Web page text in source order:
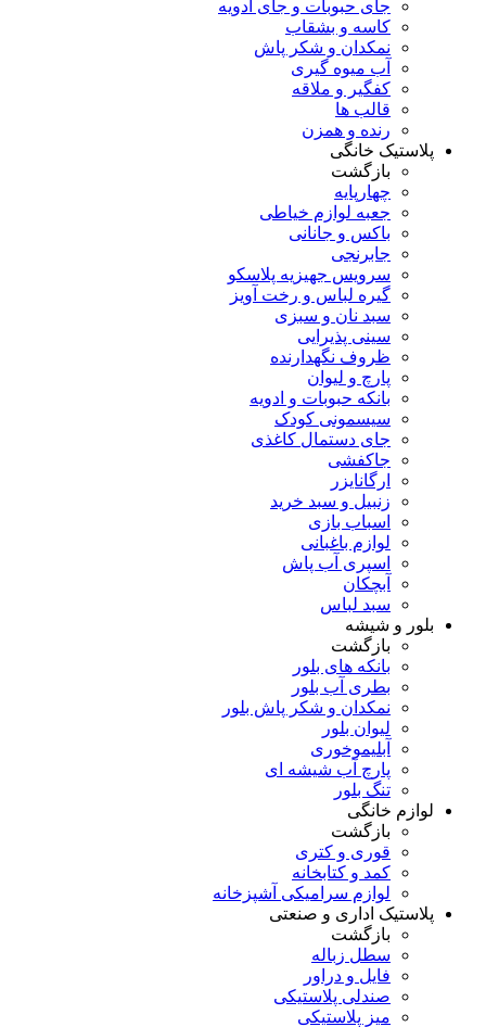
جای حبوبات و جای ادویه
کاسه و بشقاب
نمکدان و شکر پاش
آب میوه گیری
کفگیر و ملاقه
قالب ها
رنده و همزن
پلاستیک خانگی
بازگشت
چهارپایه
جعبه لوازم خیاطی
باکس و جانانی
جابرنجی
سرویس جهیزیه پلاسکو
گیره لباس و رخت آویز
سبد نان و سبزی
سینی پذیرایی
ظروف نگهدارنده
پارچ و لیوان
بانکه حبوبات و ادویه
سیسمونی کودک
جای دستمال کاغذی
جاکفشی
ارگانایزر
زنبیل و سبد خرید
اسباب بازی
لوازم باغبانی
اسپری آب پاش
آبچکان
سبد لباس
بلور و شیشه
بازگشت
بانکه های بلور
بطری آب بلور
نمکدان و شکر پاش بلور
لیوان بلور
آبلیموخوری
پارچ آب شیشه ای
تنگ بلور
لوازم خانگی
بازگشت
قوری و کتری
کمد و کتابخانه
لوازم سرامیکی آشپزخانه
پلاستیک اداری و صنعتی
بازگشت
سطل زباله
فایل و دراور
صندلی پلاستیکی
میز پلاستیکی